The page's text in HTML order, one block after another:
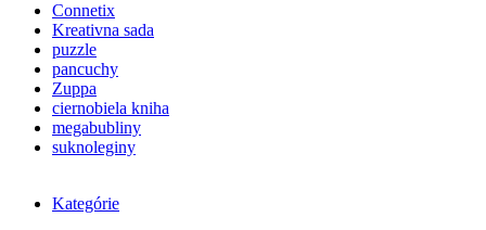
Connetix
Kreativna sada
puzzle
pancuchy
Zuppa
ciernobiela kniha
megabubliny
suknoleginy
Kategórie